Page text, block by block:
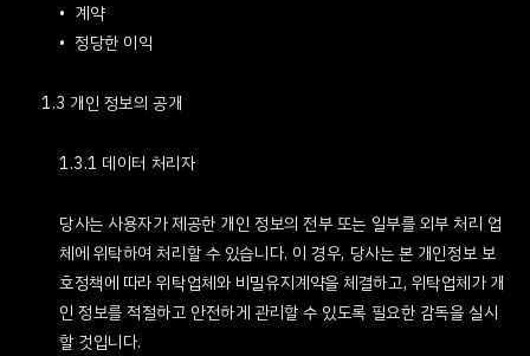
계약
정당한 이익
1.3 개인 정보의 공개
1.3.1 데이터 처리자
당사는 사용자가 제공한 개인 정보의 전부 또는 일부를 외부 처리 업
체에 위탁하여 처리할 수 있습니다. 이 경우, 당사는 본 개인정보 보
호정책에 따라 위탁업체와 비밀유지계약을 체결하고, 위탁업체가 개
인 정보를 적절하고 안전하게 관리할 수 있도록 필요한 감독을 실시
할 것입니다.